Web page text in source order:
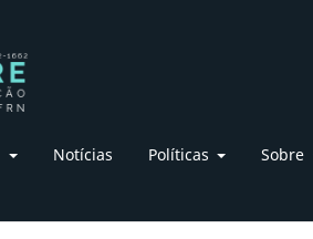
Notícias Políticas Sobre